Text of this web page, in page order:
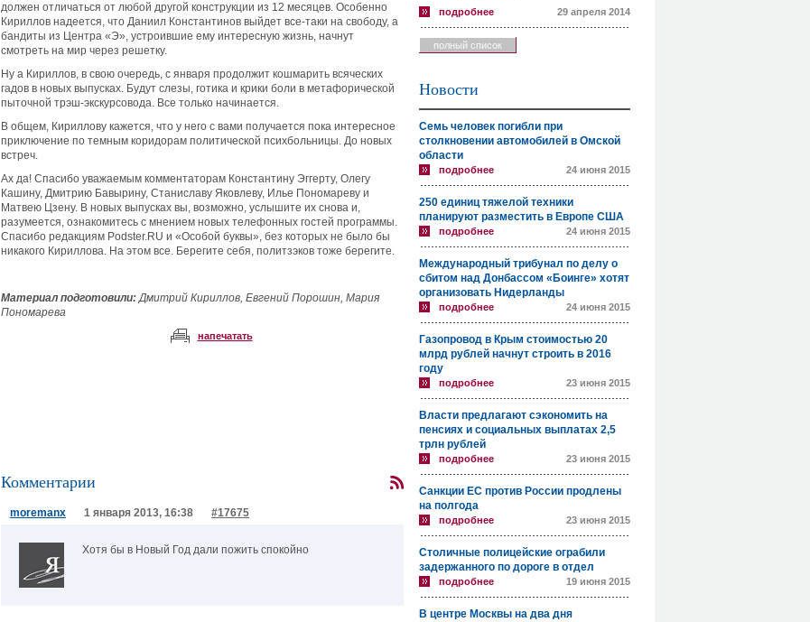
должен отличаться от любой другой конструкции из 12 месяцев. Особенно
Кириллов надеется, что Даниил Константинов выйдет все-таки на свободу, а
бандиты из Центра «Э», устроившие ему интересную жизнь, начнут
смотреть на мир через решетку.
Ну а Кириллов, в свою очередь, с января продолжит кошмарить всяческих
гадов в новых выпусках. Будут слезы, готика и крики боли в метафорической
пыточной трэш-экскурсовода. Все только начинается.
В общем, Кириллову кажется, что у него с вами получается пока интересное
приключение по темным коридорам политической психбольницы. До новых
встреч.
Ах да! Спасибо уважаемым комментаторам Константину Эггерту, Олегу
Кашину, Дмитрию Бавырину, Станиславу Яковлеву, Илье Пономареву и
Матвею Цзену. В новых выпусках вы, возможно, услышите их снова и,
разумеется, ознакомитесь с мнением новых телефонных гостей программы.
Спасибо редакциям Podster.RU и «Особой буквы», без которых не было бы
никакого Кириллова. На этом все. Берегите себя, политзэков тоже берегите.
Материал подготовили:Дмитрий Кириллов, Евгений Порошин, Мария
Пономарева
напечатать
Комментарии
moremanx 1 января 2013, 16:38 #17675
Хотя бы в Новый Год дали пожить спокойно
подробнее 29 апреля 2014
полный список
Новости
Семь человек погибли при
столкновении автомобилей в Омской
области
подробнее 24 июня 2015
250 единиц тяжелой техники
планируют разместить в Европе США
подробнее 24 июня 2015
Международный трибунал по делу о
сбитом над Донбассом «Боинге» хотят
организовать Нидерланды
подробнее 24 июня 2015
Газопровод в Крым стоимостью 20
млрд рублей начнут строить в 2016
году
подробнее 23 июня 2015
Власти предлагают сэкономить на
пенсиях и социальных выплатах 2,5
трлн рублей
подробнее 23 июня 2015
Санкции ЕС против России продлены
на полгода
подробнее 23 июня 2015
Столичные полицейские ограбили
задержанного по дороге в отдел
подробнее 19 июня 2015
В центре Москвы на два дня